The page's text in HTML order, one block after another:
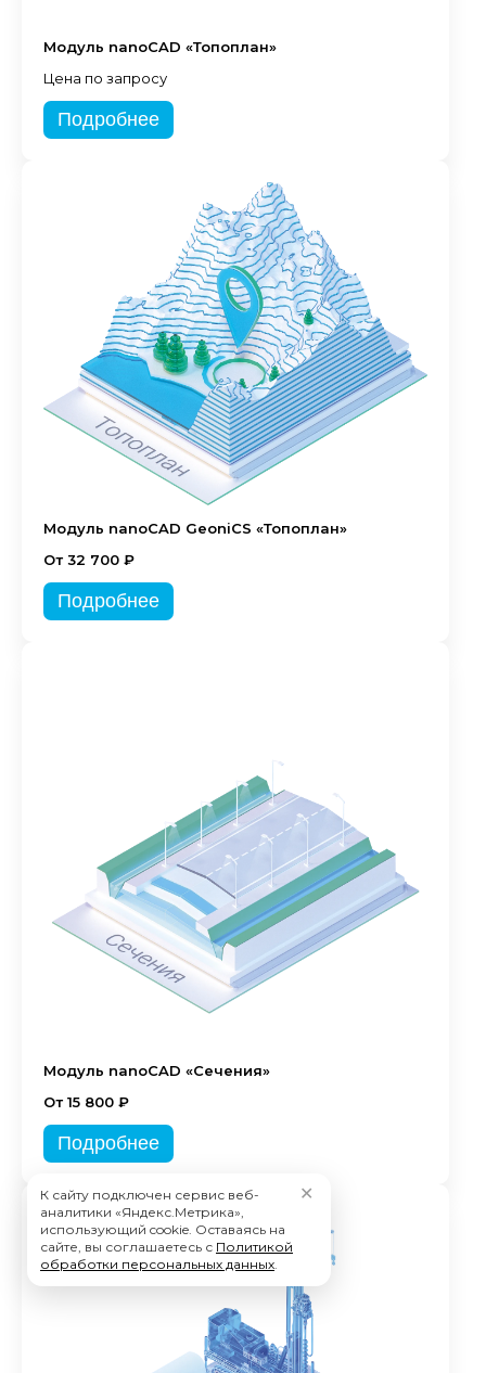
Модуль nanoCAD «Топоплан»
Цена по запросу
Подробнее
Модуль nanoCAD GeoniCS «Топоплан»
От 32 700 ₽
Подробнее
Модуль nanoCAD «Сечения»
От 15 800 ₽
Подробнее
К сайту подключен сервис веб-
аналитики «Яндекс.Метрика»,
использующий cookie. Оставаясь на
сайте, вы соглашаетесь с Политикой
обработки персональных данных.
✕